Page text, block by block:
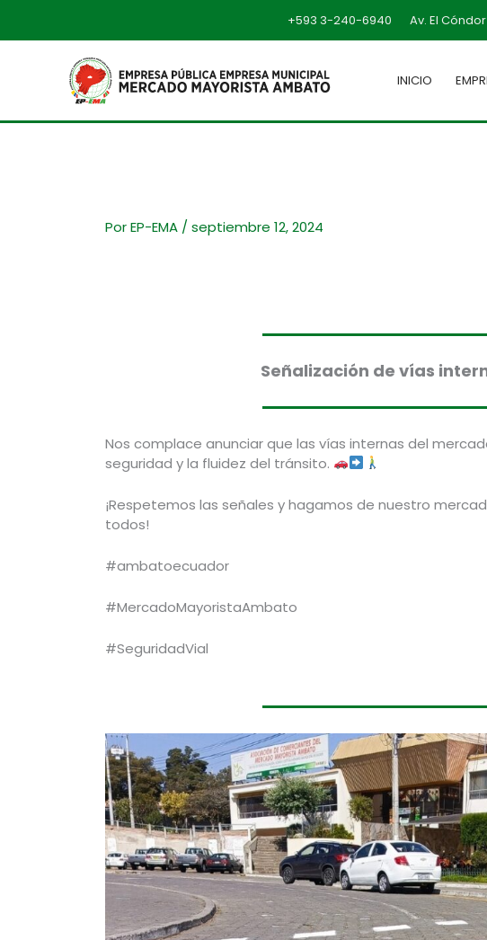
+593 3-240-6940 Av. El
INICIO
PorEP-EMA / septiembre 12, 2024
Señalización de vías
Nos complace anunciar que las vías internas del
seguridad y la fluidez del tránsito.
¡Respetemos las señales y hagamos de nuestro
todos!
#ambatoecuador
#MercadoMayoristaAmbato
#SeguridadVial